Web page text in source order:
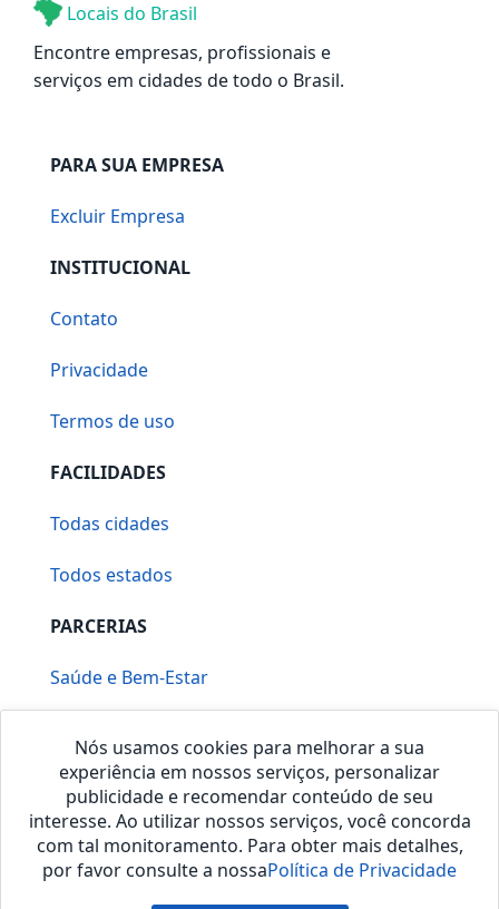
Locais do Brasil
Encontre empresas, profissionais e
serviços em cidades de todo o Brasil.
PARA SUA EMPRESA
Excluir Empresa
INSTITUCIONAL
Contato
Privacidade
Termos de uso
FACILIDADES
Todas cidades
Todos estados
PARCERIAS
Saúde e Bem-Estar
Nós usamos cookies para melhorar a sua
experiência em nossos serviços, personalizar
publicidade e recomendar conteúdo de seu
interesse. Ao utilizar nossos serviços, você concorda
com tal monitoramento. Para obter mais detalhes,
por favor consulte a nossaPolítica de Privacidade